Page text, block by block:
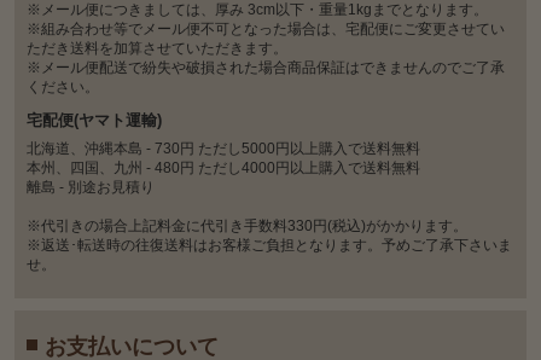
※メール便につきましては、厚み 3cm以下・重量1kgまでとなります。
※組み合わせ等でメール便不可となった場合は、宅配便にご変更させてい
ただき送料を加算させていただきます。
※メール便配送で紛失や破損された場合商品保証はできませんのでご了承
ください。
宅配便(ヤマト運輸)
北海道、沖縄本島 - 730円 ただし5000円以上購入で送料無料
本州、四国、九州 - 480円 ただし4000円以上購入で送料無料
離島 - 別途お見積り
※代引きの場合上記料金に代引き手数料330円(税込)がかかります。
※返送･転送時の往復送料はお客様ご負担となります。予めご了承下さいま
せ。
お支払いについて